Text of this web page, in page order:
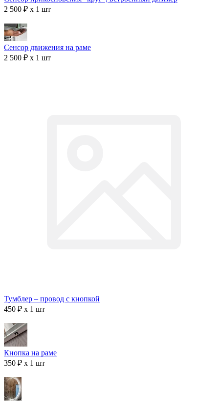
2 500 ₽ x 1 шт
Сенсор движения на раме
2 500 ₽ x 1 шт
Тумблер – провод с кнопкой
450 ₽ x 1 шт
Кнопка на раме
350 ₽ x 1 шт